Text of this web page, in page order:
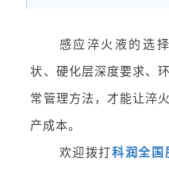
感应淬火液的选
状、硬化层深度要求、
常管理方法，才能让淬
产成本。
欢迎拨打科润全